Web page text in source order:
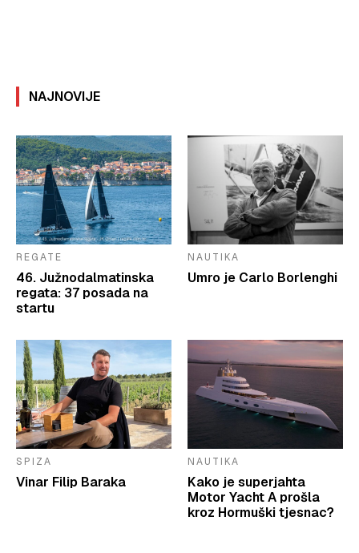
NAJNOVIJE
REGATE
46. Južnodalmatinska
regata: 37 posada na
startu
NAUTIKA
Umro je Carlo Borlenghi
SPIZA
Vinar Filip Baraka
NAUTIKA
Kako je superjahta
Motor Yacht A prošla
kroz Hormuški tjesnac?